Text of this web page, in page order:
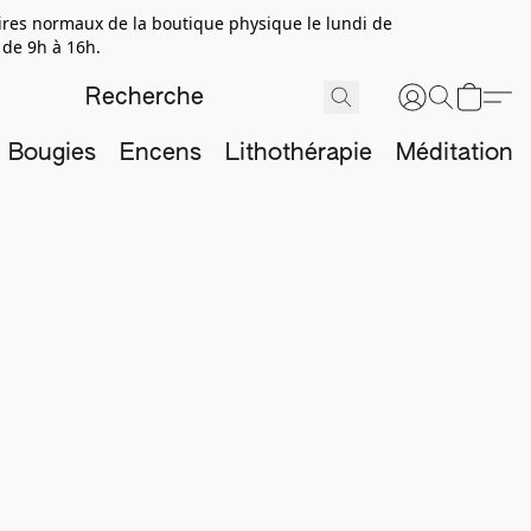
normaux de la boutique physique le lundi de
9h à 16h.
Bougies Encens Lithothérapie Méditation